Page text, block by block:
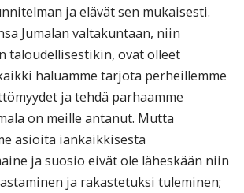
ja elävät sen mukaisesti.
Jumalan valtakuntaan, niin
taloudellisestikin, ovat olleet
haluamme tarjota perheillemme
ja tehdä parhaamme
on meille antanut. Mutta
asioita iankaikkisesta
ja suosio eivät ole läheskään niin
ja rakastetuksi tuleminen;